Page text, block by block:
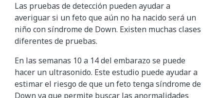
Las pruebas de detección pueden ayudar a
averiguar si un feto que aún no ha nacido será un
niño con síndrome de Down. Existen muchas clases
diferentes de pruebas.
En las semanas 10 a 14 del embarazo se puede
hacer un ultrasonido. Este estudio puede ayudar a
estimar el riesgo de que un feto tenga síndrome de
Down ya que permite buscar las anormalidades